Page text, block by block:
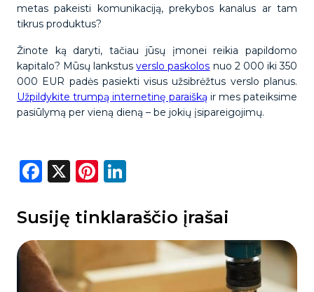
metas pakeisti komunikaciją, prekybos kanalus ar tam
tikrus produktus?
Žinote ką daryti, tačiau jūsų įmonei reikia papildomo
kapitalo? Mūsų lankstusverslo paskolos nuo 2 000 iki 350
000 EUR padės pasiekti visus užsibrėžtus verslo planus.
Užpildykite trumpą internetinę paraišką ir mes pateiksime
pasiūlymą per vieną dieną – be jokių įsipareigojimų.
Facebook
X Pinterest
Susiję tinklaraščio įrašai